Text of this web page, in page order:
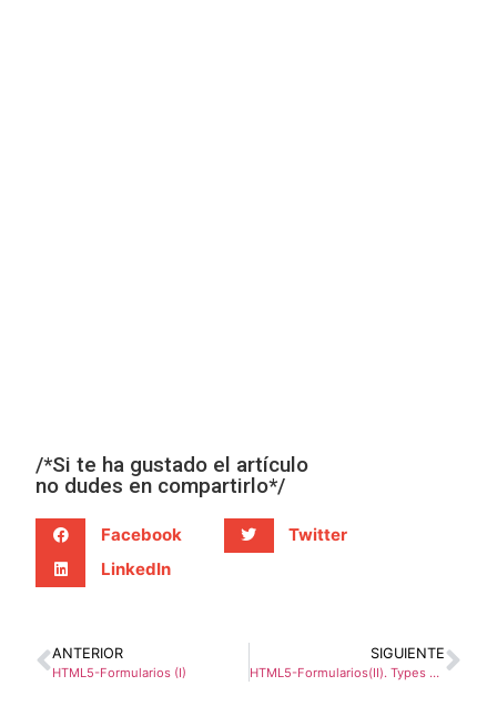
/*Si te ha gustado el artículo
no dudes en compartirlo*/
Facebook
Twitter
LinkedIn
ANTERIOR
HTML5-Formularios (I)
SIGUIENTE
HTML5-Formularios(II). Types «de siempre»